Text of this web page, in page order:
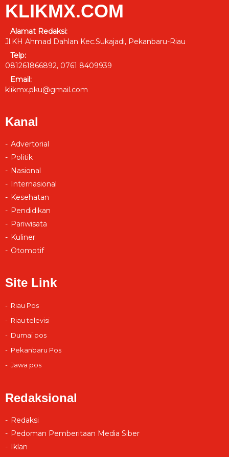
KLIKMX.COM
Alamat Redaksi:
Jl.KH Ahmad Dahlan Kec.Sukajadi, Pekanbaru-Riau
Telp:
081261866892, 0761 8409939
Email:
klikmx.pku@gmail.com
Kanal
Advertorial
Politik
Nasional
Internasional
Kesehatan
Pendidikan
Pariwisata
Kuliner
Otomotif
Site Link
Riau Pos
Riau televisi
Dumai pos
Pekanbaru Pos
Jawa pos
Redaksional
Redaksi
Pedoman Pemberitaan Media Siber
Iklan